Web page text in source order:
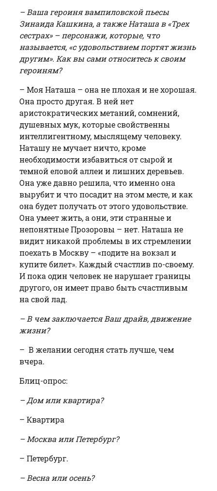
– Ваша героиня вампиловской пьесы
Зинаида Кашкина, а также Наташа в «Трех
сестрах» – персонажи, которые, что
называется, «с удовольствием портят жизнь
другим». Как вы сами относитесь к своим
героиням?
– Моя Наташа – она не плохая и не хорошая.
Она просто другая. В ней нет
аристократических метаний, сомнений,
душевных мук, которые свойственны
интеллигентному, мыслящему человеку.
Наташу не мучает ничто, кроме
необходимости избавиться от сырой и
темной еловой аллеи и лишних деревьев.
Она уже давно решила, что именно она
вырубит и что посадит на этом месте, и как
она будет получать от этого удовольствие.
Она умеет жить, а они, эти странные и
непонятные Прозоровы – нет. Наташа не
видит никакой проблемы в их стремлении
поехать в Москву – «подите на вокзал и
купите билет». Каждый счастлив по-своему.
И пока один человек не нарушает границы
другого, он имеет право быть счастливым
на свой лад.
– В чем заключается Ваш драйв, движение
жизни?
– В желании сегодня стать лучше, чем
вчера.
Блиц-опрос:
– Дом или квартира?
– Квартира
– Москва или Петербург?
– Петербург.
– Весна или осень?